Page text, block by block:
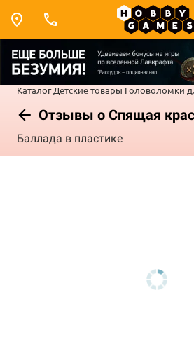
Каталог Детские товары Головоломки
Отзывы о Спящая
Баллада в пластике